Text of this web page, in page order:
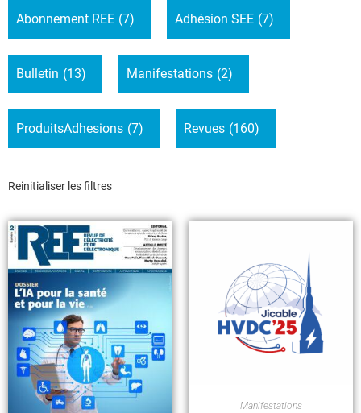
Abonnement REE (7) Adhésion SEE (7)
Bulletin (13) Manifestations (2)
ProduitsAdhesions (7) Revues (160)
Reinitialiser les filtres
Manifestations